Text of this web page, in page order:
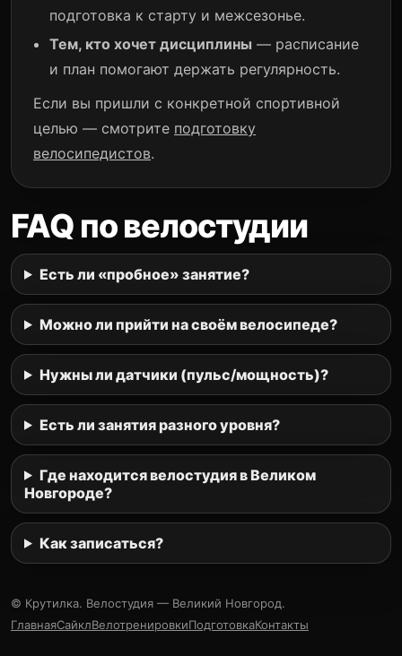
подготовка к старту и межсезонье.
Тем, кто хочет дисциплины — расписание
и план помогают держать регулярность.
Если вы пришли с конкретной спортивной
целью — смотрите подготовку
велосипедистов.
FAQ по велостудии
Есть ли «пробное» занятие?
Можно ли прийти на своём велосипеде?
Нужны ли датчики (пульс/мощность)?
Есть ли занятия разного уровня?
Где находится велостудия в Великом
Новгороде?
Как записаться?
© Крутилка. Велостудия — Великий Новгород.
ГлавнаяСайклВелотренировкиПодготовкаКонтакты